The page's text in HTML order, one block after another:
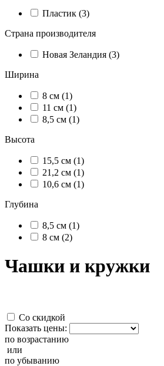
Пластик (3)
Страна производителя
Новая Зеландия (3)
Ширина
8 см (1)
11 см (1)
8,5 см (1)
Высота
15,5 см (1)
21,2 см (1)
10,6 см (1)
Глубина
8,5 см (1)
8 см (2)
Чашки и кружки
Со скидкой
Показать цены:
по возрастанию
или
по убыванию